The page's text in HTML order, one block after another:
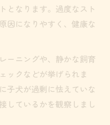
となります。過度なスト
因になりやすく、健康な
ーニングや、静かな飼育
ックなどが挙げられま
子犬が過剰に怯えていな
しているかを観察しまし